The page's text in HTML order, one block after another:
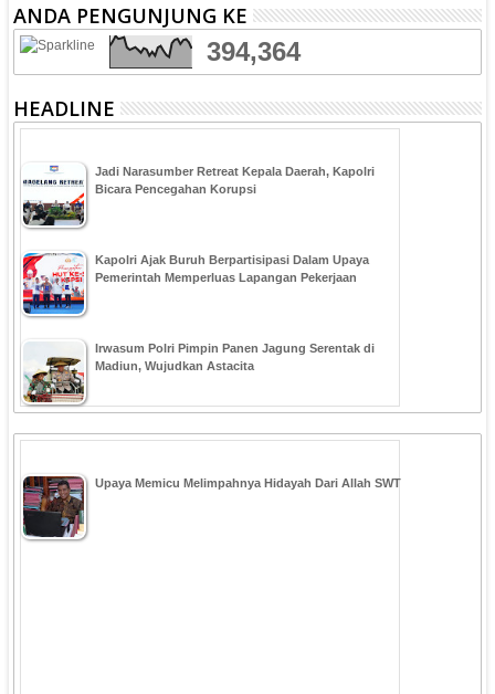
ANDA PENGUNJUNG KE
394,364
HEADLINE
Jadi Narasumber Retreat Kepala Daerah, Kapolri
Bicara Pencegahan Korupsi
Kapolri Ajak Buruh Berpartisipasi Dalam Upaya
Pemerintah Memperluas Lapangan Pekerjaan
Irwasum Polri Pimpin Panen Jagung Serentak di
Madiun, Wujudkan Astacita
Upaya Memicu Melimpahnya Hidayah Dari Allah SWT